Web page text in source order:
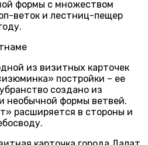
формы с множеством
веток и лестниц-пещер
из визитных карточек
постройки – ее
создано из
необычной формы ветвей.
расширяется в стороны и